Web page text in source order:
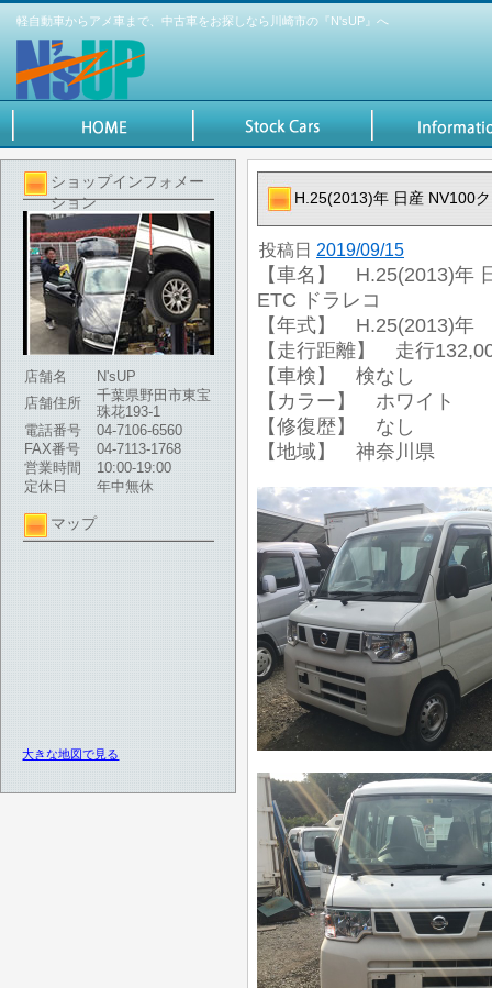
軽自動車からアメ車まで、中古車をお探しなら川崎市の『N'sUP』へ
ショップインフォメー
ション
店舗名
N'sUP
店舗住所
千葉県野田市東宝
珠花193-1
電話番号
04-7106-6560
FAX番号
04-7113-1768
営業時間
10:00-19:00
定休日
年中無休
マップ
大きな地図で見る
H.25(2013)年 日産 NV100
投稿日 2019/09/15
【車名】 H.25(2013)年
ETC ドラレコ
【年式】 H.25(2013)年
【走行距離】 走行
【車検】 検なし
【カラー】 ホワイト
【修復歴】 なし
【地域】 神奈川県